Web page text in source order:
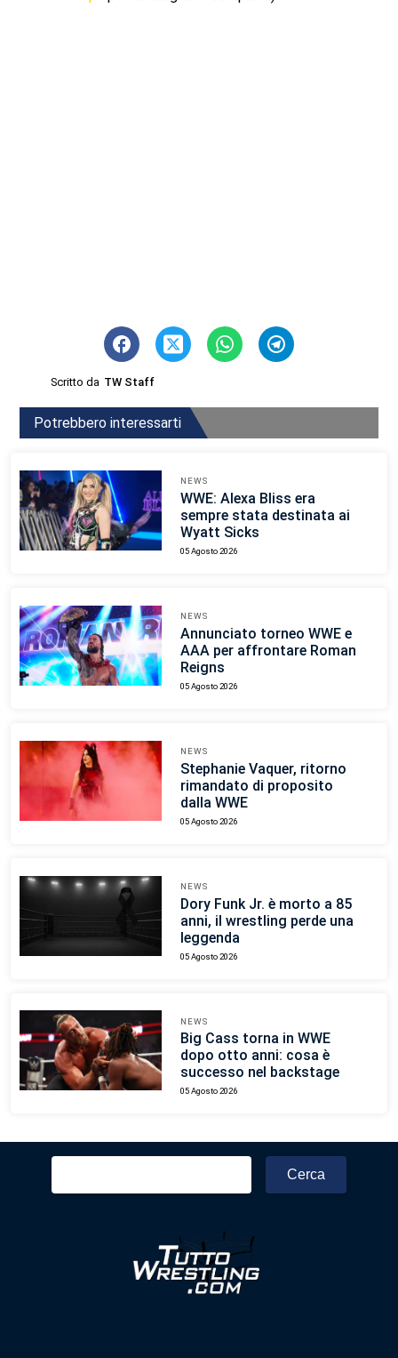
Scritto da TW Staff
Potrebbero interessarti
NEWS
WWE: Alexa Bliss era
sempre stata destinata ai
Wyatt Sicks
05 Agosto 2026
NEWS
Annunciato torneo WWE e
AAA per affrontare Roman
Reigns
05 Agosto 2026
NEWS
Stephanie Vaquer, ritorno
rimandato di proposito
dalla WWE
05 Agosto 2026
NEWS
Dory Funk Jr. è morto a 85
anni, il wrestling perde una
leggenda
05 Agosto 2026
NEWS
Big Cass torna in WWE
dopo otto anni: cosa è
successo nel backstage
05 Agosto 2026